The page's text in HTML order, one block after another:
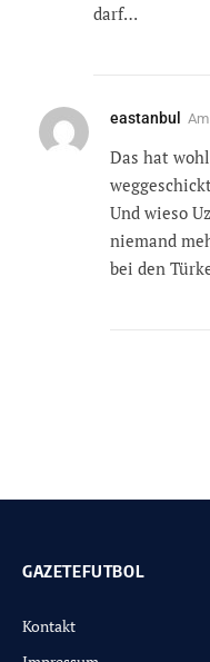
darf…
eastanbul Am
Das hat
Und wieso
niemand
bei den
GAZETEFUTBOL
Kontakt